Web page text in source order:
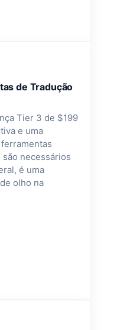
de Tradução
Tier 3 de $199
e uma
necessários
é uma
olho na